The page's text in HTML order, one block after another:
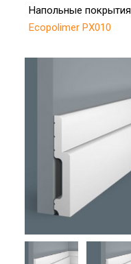
Напольные покрытия
Ecopolimer PX010